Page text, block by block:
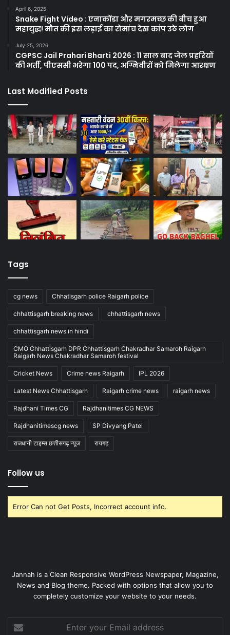
April 6, 2025
Snake Fight Video : एनाकोंडा और मगरमच्छ की बीच हुआ
महायुद्ध! मौत की इस लड़ाई का रोमांच देख कांप उठे लोग
July 25, 2026
CGPSC Jail Prahari Bharti 2026 : 11 साल बाद जेल प्रहरियों
की भर्ती, पीएससी भरेगा 100 पद, अग्निवीरों को मिलेगा आरक्षण
Last Modified Posts
Tags
cg news Chhatisgarh police Raigarh police
chhattisgarh breaking news chhattisgarh news
chhattisgarh news in hindi
CMO Chhattisgarh DPR Chhattisgarh Chakradhar Samaroh Raigarh
Raigarh News Chakradhar Samaroh festival
Cricket News Crime news Raigarh IPL 2026
Latest News Chhattisgarh Raigarh crime news raigarh news
Rajdhani Times CG Rajdhanitimes CG NEWS
Rajdhanitimescg news SP Divyang Patel
राजधानी टाइम्स छत्तीसगढ़ न्यूज रायगढ़
Follow us
Error Can not Get Posts, Incorrect account info.
Jannah is a Clean Responsive WordPress Newspaper, Magazine,
News and Blog theme. Packed with options that allow you to
completely customize your website to your needs.
your